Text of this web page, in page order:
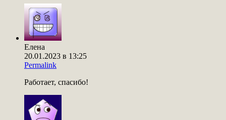
Елена
20.01.2023 в 13:25
Permalink
Работает, спасибо!